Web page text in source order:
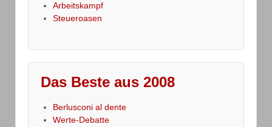
Arbeitskampf
Steueroasen
Das Beste aus 2008
Berlusconi al dente
Werte-Debatte